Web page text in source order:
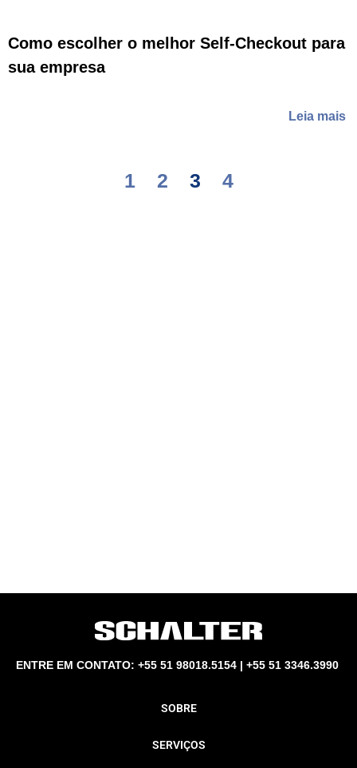
Como escolher o melhor Self-Checkout para
sua empresa
Leia mais
1 2 3 4
ENTRE EM CONTATO: +55 51 98018.5154 | +55 51 3346.3990
SOBRE
SERVIÇOS